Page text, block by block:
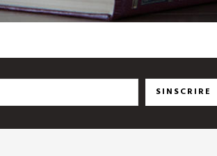
SINSCRIRE